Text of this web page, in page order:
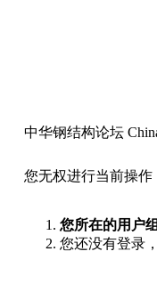
中华钢结构论坛
您无权进行当前操
您所在的用户
您还没有登录